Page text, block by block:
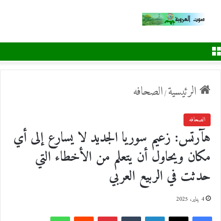
الرئيسية/الصحافه
الصحافه
هآرتس: زعيم سوريا الجديد لا يسارع إلى أي
مكان ويحاول أن يتعلم من الأخطاء التي
حدثت في الربيع العربي
4 يناير، 2025